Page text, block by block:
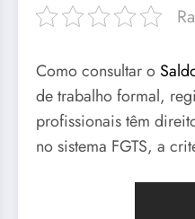
Como consultar o
de trabalho formal,
profissionais têm
no sistema FGTS, a